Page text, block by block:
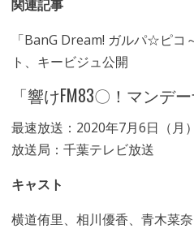
関連記事
「BanG Dream! ガルパ☆ピコ
ト、キービジュ公開
「響けFM83〇！マンデ
最速放送：2020年7月6日（月
放送局：千葉テレビ放送
キャスト
横道侑里、相川優香、青木菜